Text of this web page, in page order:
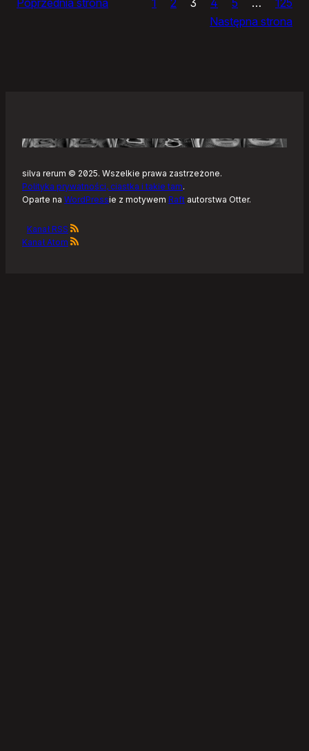
Następna strona
silva rerum © 2025. Wszelkie prawa zastrzeżone.
Polityka prywatności, ciastka i takie tam.
Oparte na WordPressie z motywem Raft autorstwa Otter.
Kanał RSS
Kanał Atom